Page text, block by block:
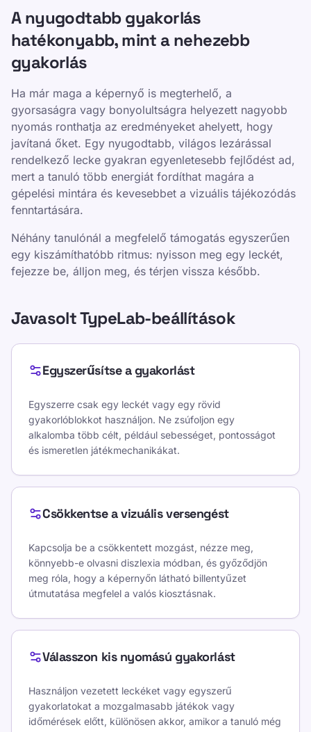
A nyugodtabb gyakorlás
hatékonyabb, mint a nehezebb
gyakorlás
Ha már maga a képernyő is megterhelő, a
gyorsaságra vagy bonyolultságra helyezett nagyobb
nyomás ronthatja az eredményeket ahelyett, hogy
javítaná őket. Egy nyugodtabb, világos lezárással
rendelkező lecke gyakran egyenletesebb fejlődést ad,
mert a tanuló több energiát fordíthat magára a
gépelési mintára és kevesebbet a vizuális tájékozódás
fenntartására.
Néhány tanulónál a megfelelő támogatás egyszerűen
egy kiszámíthatóbb ritmus: nyisson meg egy leckét,
fejezze be, álljon meg, és térjen vissza később.
Javasolt TypeLab-beállítások
Egyszerűsítse a gyakorlást
Egyszerre csak egy leckét vagy egy rövid
gyakorlóblokkot használjon. Ne zsúfoljon egy
alkalomba több célt, például sebességet, pontosságot
és ismeretlen játékmechanikákat.
Csökkentse a vizuális versengést
Kapcsolja be a csökkentett mozgást, nézze meg,
könnyebb-e olvasni diszlexia módban, és győződjön
meg róla, hogy a képernyőn látható billentyűzet
útmutatása megfelel a valós kiosztásnak.
Válasszon kis nyomású gyakorlást
Használjon vezetett leckéket vagy egyszerű
gyakorlatokat a mozgalmasabb játékok vagy
időmérések előtt, különösen akkor, amikor a tanuló még